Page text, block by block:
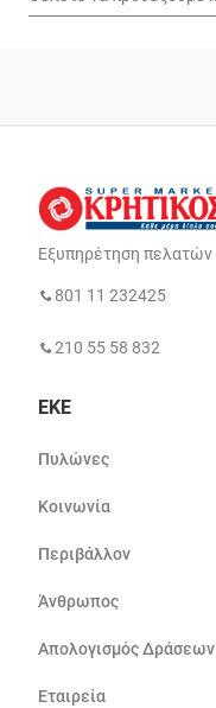
Εξυπηρέτηση πελατών
801 11 232425
210 55 58 832
ΕΚΕ
Πυλώνες
Κοινωνία
Περιβάλλον
Άνθρωπος
Απολογισμός Δράσεων
Εταιρεία